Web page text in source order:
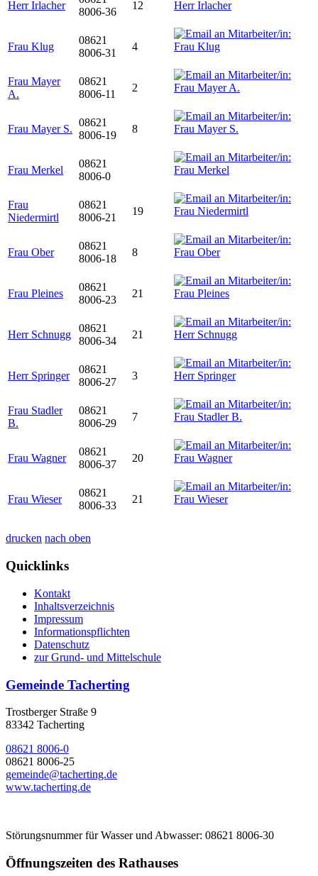
Herr Irlacher
8006-36
12
Frau Klug
08621
8006-31
4
Frau Mayer
A.
08621
8006-11
2
Frau Mayer S.
08621
8006-19
8
Frau Merkel
08621
8006-0
Frau
Niedermirtl
08621
8006-21
19
Frau Ober
08621
8006-18
8
Frau Pleines
08621
8006-23
21
Herr Schnugg
08621
8006-34
21
Herr Springer
08621
8006-27
3
Frau Stadler
B.
08621
8006-29
7
Frau Wagner
08621
8006-37
20
Frau Wieser
08621
8006-33
21
drucken nach oben
Quicklinks
Kontakt
Inhaltsverzeichnis
Impressum
Informationspflichten
Datenschutz
zur Grund- und Mittelschule
Gemeinde Tacherting
Trostberger Straße 9
83342 Tacherting
08621 8006-0
08621 8006-25
gemeinde@tacherting.de
www.tacherting.de
Störungsnummer für Wasser und Abwasser: 08621 8006-30
Öffnungszeiten des Rathauses